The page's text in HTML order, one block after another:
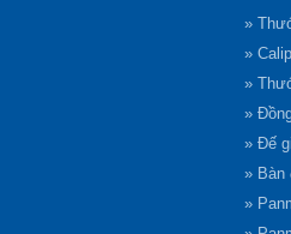
»
»
»
»
» Đế
» Bàn
»